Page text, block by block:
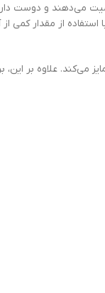
می‌دهند و دوست
از مقدار کمی از
علاوه بر